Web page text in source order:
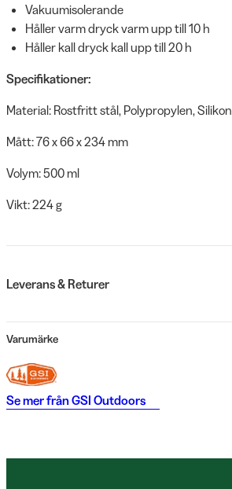
Vakuumisolerande
Håller varm dryck varm upp till 10 h
Håller kall dryck kall upp till 20 h
Specifikationer:
Material: Rostfritt stål, Polypropylen, Silikon
Mått: 76 x 66 x 234 mm
Volym: 500 ml
Vikt: 224 g
Leverans & Returer
Varumärke
Se mer frånGSI Outdoors